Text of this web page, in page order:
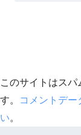
このサイトはスパ
す。
コメントデー
い。